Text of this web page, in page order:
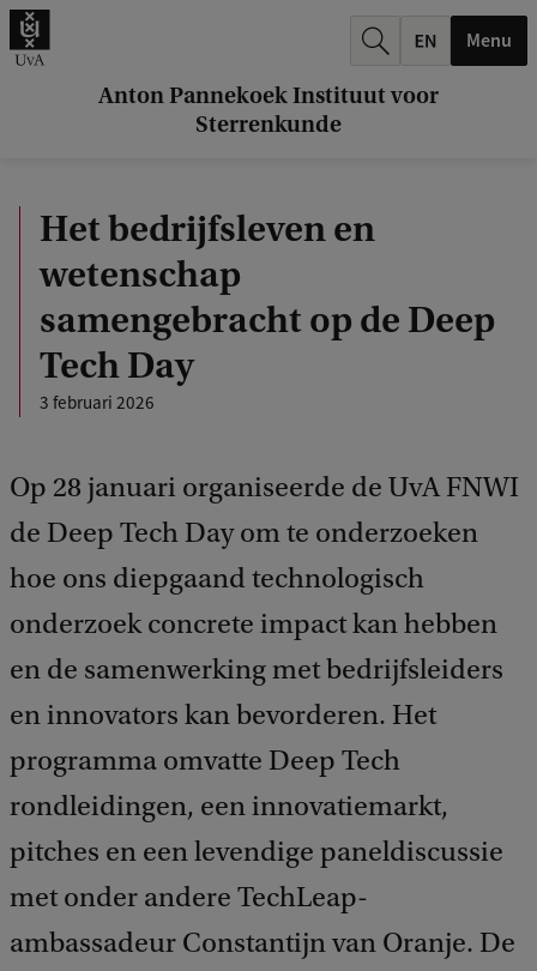
Anton Pannekoek Instituut voor
Sterrenkunde
Menu
Het bedrijfsleven en
wetenschap
samengebracht op de Deep
Tech Day
3 februari 2026
Op 28 januari organiseerde de UvA FNWI
de Deep Tech Day om te onderzoeken
hoe ons diepgaand technologisch
onderzoek concrete impact kan hebben
en de samenwerking met bedrijfsleiders
en innovators kan bevorderen. Het
programma omvatte Deep Tech
rondleidingen, een innovatiemarkt,
pitches en een levendige paneldiscussie
met onder andere TechLeap-
ambassadeur Constantijn van Oranje. De